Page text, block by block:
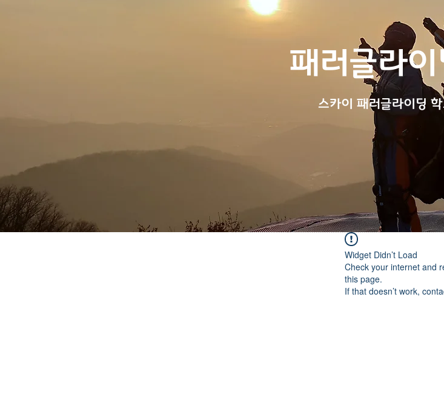
패러글라이
스카이 패러글라이딩
Widget Didn’t Load
Check your internet and
this page.
If that doesn’t work,